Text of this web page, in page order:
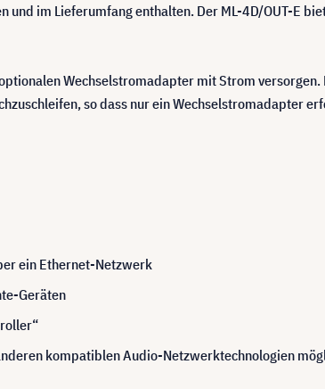
und im Lieferumfang enthalten. Der ML-4D/OUT-E
Wechselstromadapter mit Strom
so dass nur ein Wechselstromadapter
ein Ethernet-Netzwerk
Geräten
kompatiblen Audio-Netzwerktechnologien